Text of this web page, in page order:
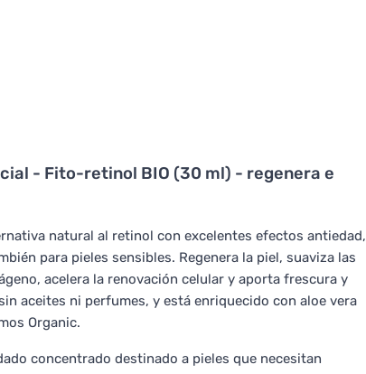
- Fito-retinol BIO (30 ml) - regenera e
natural al retinol con excelentes efectos antiedad,
para pieles sensibles. Regenera la piel, suaviza las
acelera la renovación celular y aporta frescura y
aceites ni perfumes, y está enriquecido con aloe vera
Organic.
concentrado destinado a pieles que necesitan